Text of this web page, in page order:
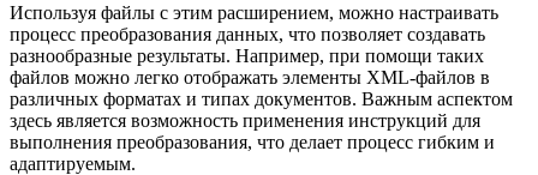
Используя файлы с этим расширением, можно настраивать
процесс преобразования данных, что позволяет создавать
разнообразные результаты. Например, при помощи таких
файлов можно легко отображать элементы XML-файлов в
различных форматах и типах документов. Важным аспектом
здесь является возможность применения инструкций для
выполнения преобразования, что делает процесс гибким и
адаптируемым.